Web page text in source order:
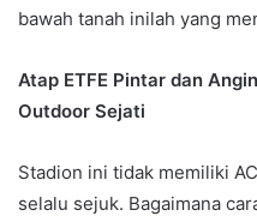
bawah tanah inilah yang
Atap ETFE Pintar dan
Outdoor Sejati
Stadion ini tidak memiliki
selalu sejuk. Bagaimana